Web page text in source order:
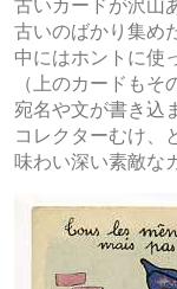
古いカードが沢山
古いのばかり集め
中にはホントに使
（上のカードもそ
宛名や文が書き込
コレクターむけ、
味わい深い素敵な